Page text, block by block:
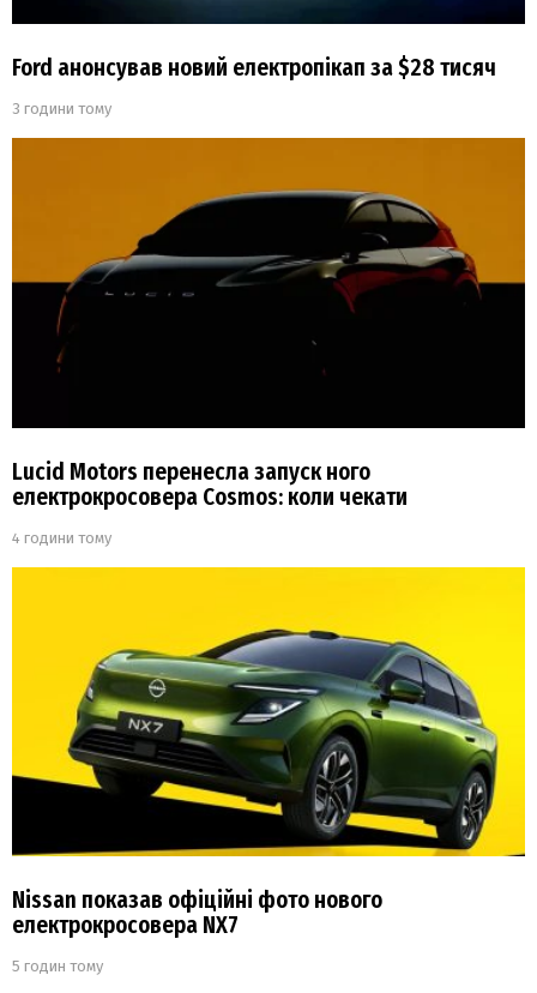
Ford анонсував новий електропікап за $28 тисяч
3 години тому
Lucid Motors перенесла запуск ного
електрокросовера Cosmos: коли чекати
4 години тому
Nissan показав офіційні фото нового
електрокросовера NX7
5 годин тому